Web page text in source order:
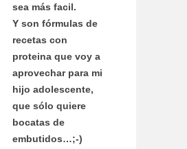
sea más facil.
Y son fórmulas de
recetas con
proteina que voy a
aprovechar para mi
hijo adolescente,
que sólo quiere
bocatas de
embutidos…;-)